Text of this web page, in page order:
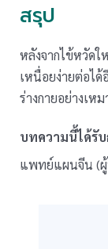
สรุป
หลังจากไข้หวัด
เหนื่อยง่ายต่อไ
ร่างกายอย่างเห
บทความนี้ได้รับ
แพทย์แผนจีน (ผู้